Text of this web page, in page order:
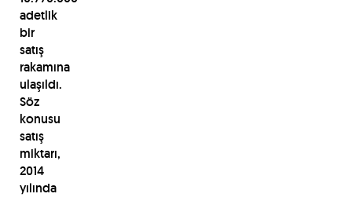
adetlik
bir
satış
rakamına
ulaşıldı.
Söz
konusu
satış
miktarı,
2014
yılında